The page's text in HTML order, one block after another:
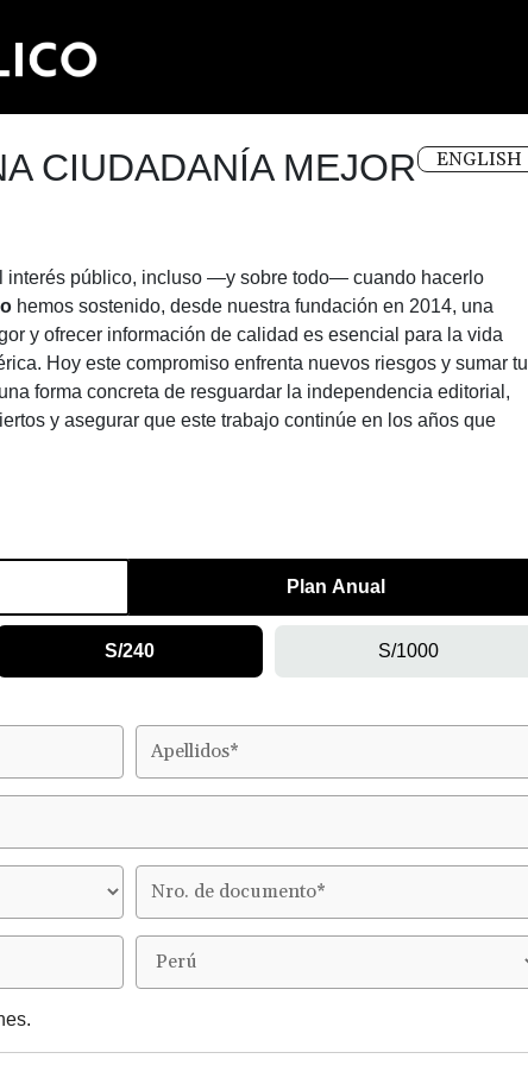
CIUDADANÍA MEJOR
ENGLISH
interés público, incluso —y sobre todo— cuando hacerlo
hemos sostenido, desde nuestra fundación en 2014, una
y ofrecer información de calidad es esencial para la vida
Hoy este compromiso enfrenta nuevos riesgos y sumar tu
forma concreta de resguardar la independencia editorial,
y asegurar que este trabajo continúe en los años que
Plan Anual
S/240 S/1000